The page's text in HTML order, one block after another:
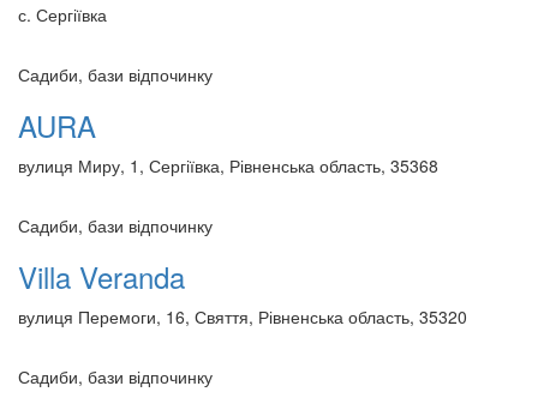
с. Сергіївка
Садиби, бази відпочинку
AURA
вулиця Миру, 1, Сергіївка, Рівненська область, 35368
Садиби, бази відпочинку
Villa Veranda
вулиця Перемоги, 16, Свяття, Рівненська область, 35320
Садиби, бази відпочинку